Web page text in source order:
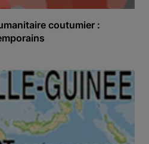
coutumier :